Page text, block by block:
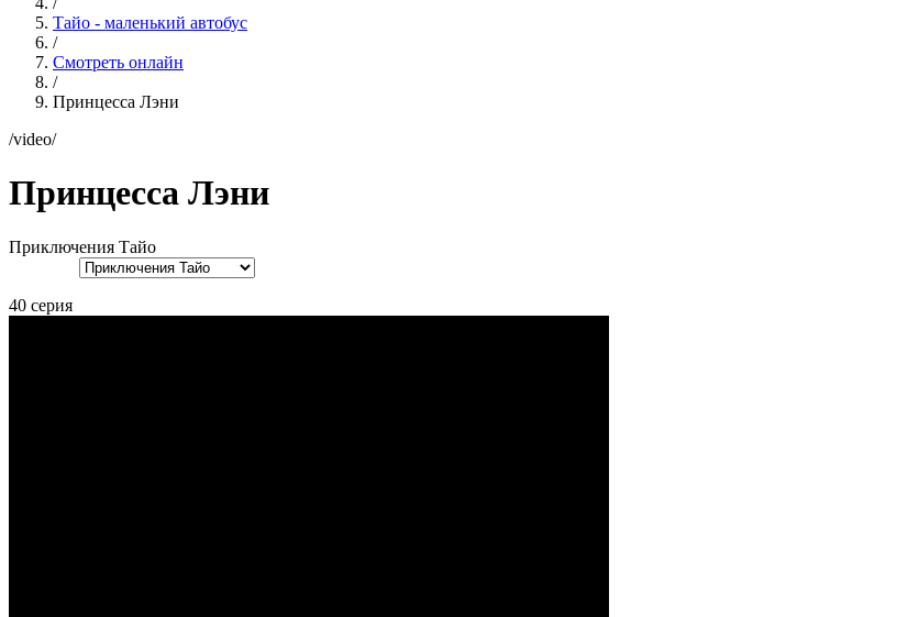
Тайо - маленький автобус
/
Смотреть онлайн
/
Принцесса Лэни
/video/
Принцесса Лэни
Приключения Тайо
40 серия